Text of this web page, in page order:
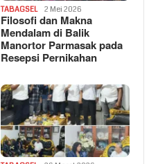
TABAGSEL 2 Mei 2026
Filosofi dan Makna
Mendalam di Balik
Manortor Parmasak pada
Resepsi Pernikahan